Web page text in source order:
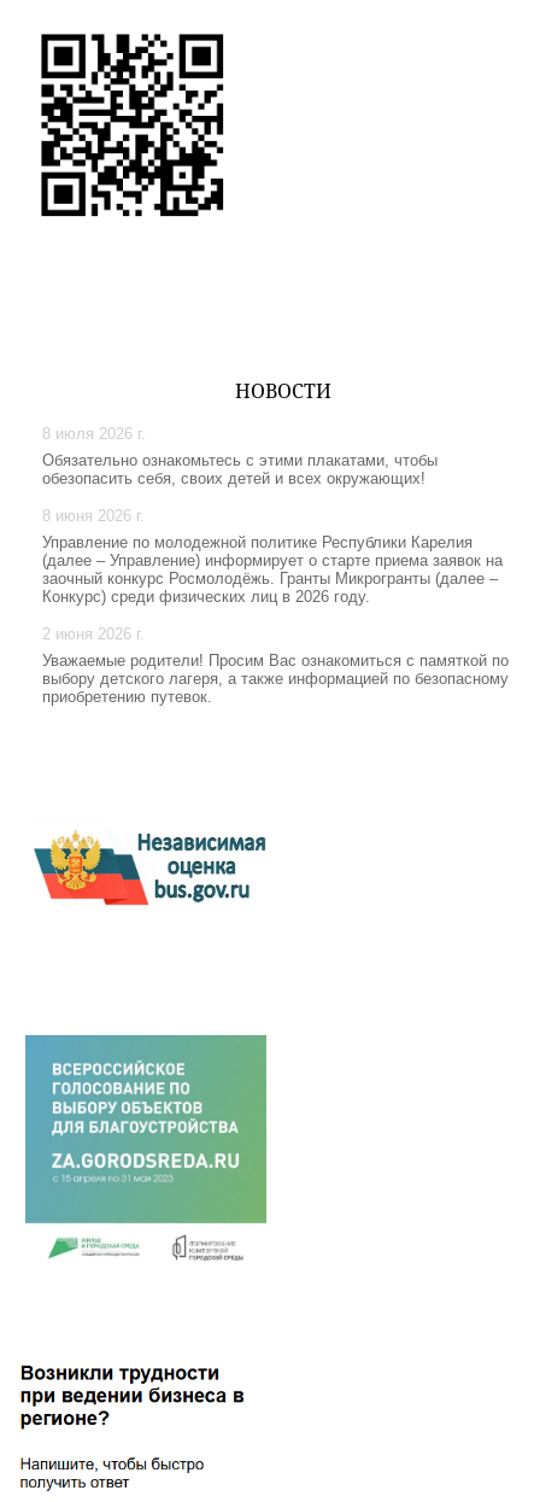
НОВОСТИ
8 июля 2026 г.
Обязательно ознакомьтесь с этими плакатами, чтобы
обезопасить себя, своих детей и всех окружающих!
8 июня 2026 г.
Управление по молодежной политике Республики Карелия
(далее – Управление) информирует о старте приема заявок на
заочный конкурс Росмолодёжь. Гранты Микрогранты (далее –
Конкурс) среди физических лиц в 2026 году.
2 июня 2026 г.
Уважаемые родители! Просим Вас ознакомиться с памяткой по
выбору детского лагеря, а также информацией по безопасному
приобретению путевок.